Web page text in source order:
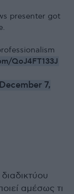
presenter got
QoJ4FT133J
December 7,
αμέσως τι